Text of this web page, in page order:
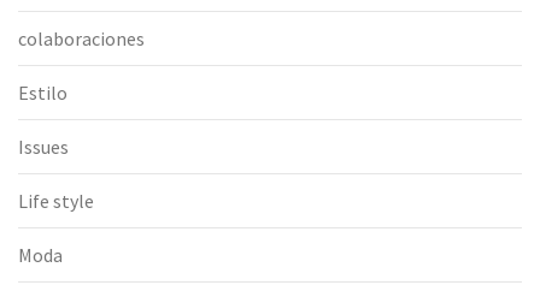
colaboraciones
Estilo
Issues
Life style
Moda